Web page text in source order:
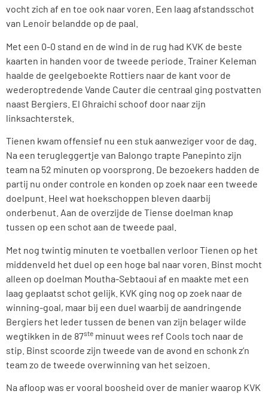
vocht zich af en toe ook naar voren. Een laag afstandsschot
van Lenoir belandde op de paal.
Met een 0-0 stand en de wind in de rug had KVK de beste
kaarten in handen voor de tweede periode. Trainer Keleman
haalde de geelgeboekte Rottiers naar de kant voor de
wederoptredende Vande Cauter die centraal ging postvatten
naast Bergiers. El Ghraichi schoof door naar zijn
linksachterstek.
Tienen kwam offensief nu een stuk aanweziger voor de dag.
Na een terugleggertje van Balongo trapte Panepinto zijn
team na 52 minuten op voorsprong. De bezoekers hadden de
partij nu onder controle en konden op zoek naar een tweede
doelpunt. Heel wat hoekschoppen bleven daarbij
onderbenut. Aan de overzijde de Tiense doelman knap
tussen op een schot aan de tweede paal.
Met nog twintig minuten te voetballen verloor Tienen op het
middenveld het duel op een hoge bal naar voren. Binst mocht
alleen op doelman Moutha-Sebtaoui af en maakte met een
laag geplaatst schot gelijk. KVK ging nog op zoek naar de
winning-goal, maar bij een duel waarbij de aandringende
Bergiers het leder tussen de benen van zijn belager wilde
wegtikken in de 87ste minuut wees ref Cools toch naar de
stip. Binst scoorde zijn tweede van de avond en schonk z’n
team zo de tweede overwinning van het seizoen.
Na afloop was er vooral boosheid over de manier waarop KVK